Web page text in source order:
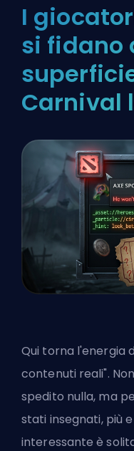
I
si fidano
Carnival
Qui torna l'energia
contenuti reali".
spedito nulla, ma
stati insegnati, più
interessante è